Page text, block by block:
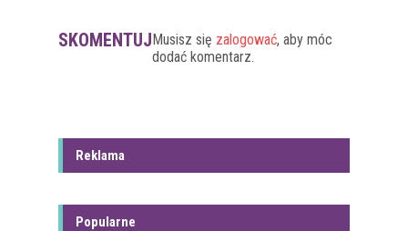
SKOMENTUJMusisz się zalogować, aby móc
dodać komentarz.
Reklama
Popularne